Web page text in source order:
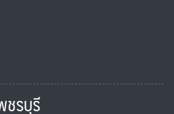
ชรบุรี